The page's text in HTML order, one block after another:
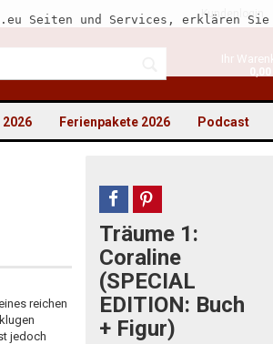
Kundenlogin
Passwort vergessen?
Ihr
0,00
Seiten und Services, erklären
Podcast
Ferienpakete 2026
reichen
jedoch
teilen pin it
Träume 1:
Coraline
(SPECIAL
EDITION: Buch
+ Figur)